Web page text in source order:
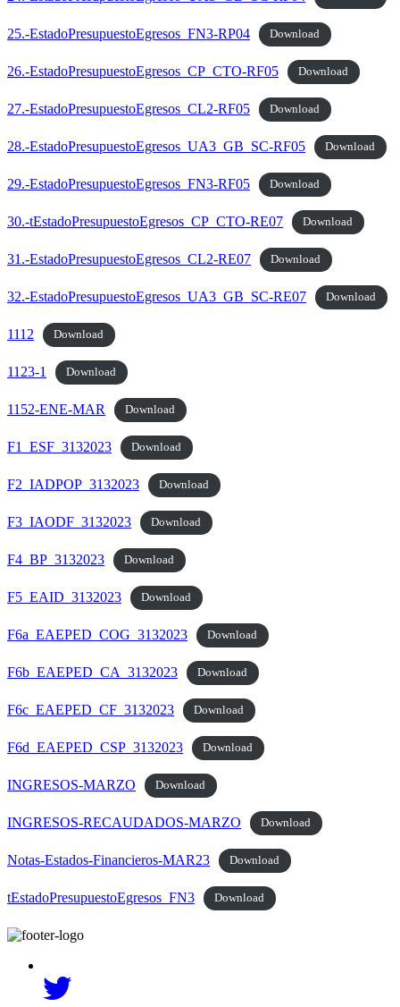
25.-EstadoPresupuestoEgresos_FN3-RP04 Download
26.-EstadoPresupuestoEgresos_CP_CTO-RF05 Download
27.-EstadoPresupuestoEgresos_CL2-RF05 Download
28.-EstadoPresupuestoEgresos_UA3_GB_SC-RF05 Download
29.-EstadoPresupuestoEgresos_FN3-RF05 Download
30.-tEstadoPresupuestoEgresos_CP_CTO-RE07 Download
31.-EstadoPresupuestoEgresos_CL2-RE07 Download
32.-EstadoPresupuestoEgresos_UA3_GB_SC-RE07 Download
1112 Download
1123-1 Download
1152-ENE-MAR Download
F1_ESF_3132023 Download
F2_IADPOP_3132023 Download
F3_IAODF_3132023 Download
F4_BP_3132023 Download
F5_EAID_3132023 Download
F6a_EAEPED_COG_3132023 Download
F6b_EAEPED_CA_3132023 Download
F6c_EAEPED_CF_3132023 Download
F6d_EAEPED_CSP_3132023 Download
INGRESOS-MARZO Download
INGRESOS-RECAUDADOS-MARZO Download
Notas-Estados-Financieros-MAR23 Download
tEstadoPresupuestoEgresos_FN3 Download